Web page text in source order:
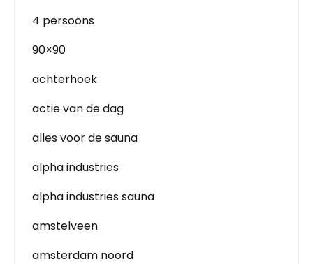
4 persoons
90×90
achterhoek
actie van de dag
alles voor de sauna
alpha industries
alpha industries sauna
amstelveen
amsterdam noord